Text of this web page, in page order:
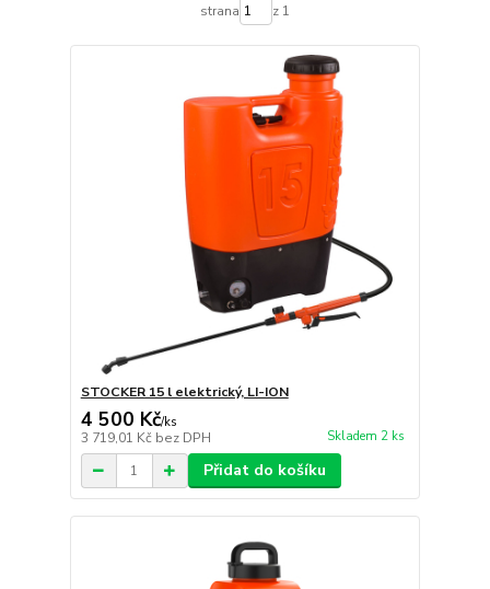
strana z 1
STOCKER 15 l elektrický, LI-ION
4 500 Kč/ks
3 719,01 Kč bez DPH Skladem 2 ks
Přidat do košíku